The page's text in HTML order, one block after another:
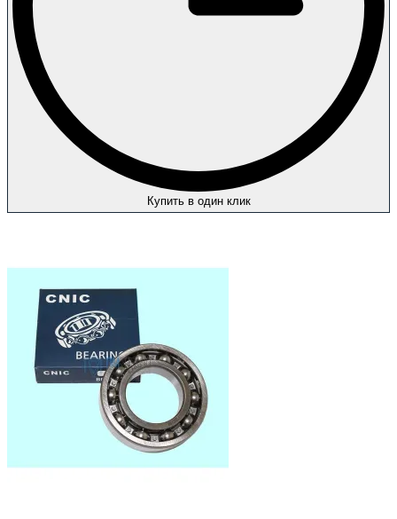
Купить в один клик